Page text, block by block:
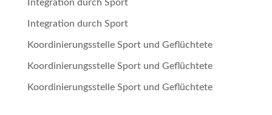
Integration durch Sport
Integration durch Sport
Koordinierungsstelle Sport und Geflüchtete
Koordinierungsstelle Sport und Geflüchtete
Koordinierungsstelle Sport und Geflüchtete